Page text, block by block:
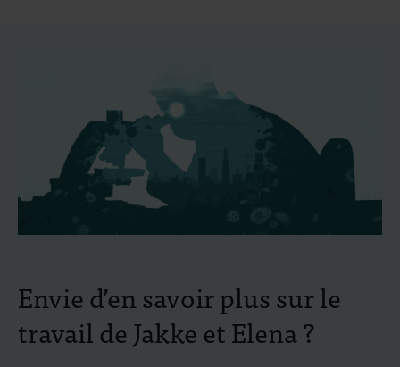
Envie d’en savoir plus sur le
travail de Jakke et Elena ?